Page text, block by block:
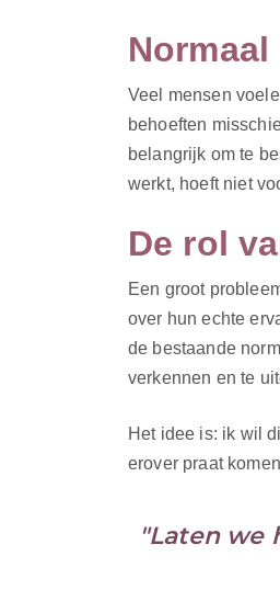
Veel mensen
behoeften
belangrijk om te
werkt, hoeft niet
De rol
Een groot
over hun echte
de bestaande
verkennen en te
Het idee is: ik wil
erover praat
"Laten we